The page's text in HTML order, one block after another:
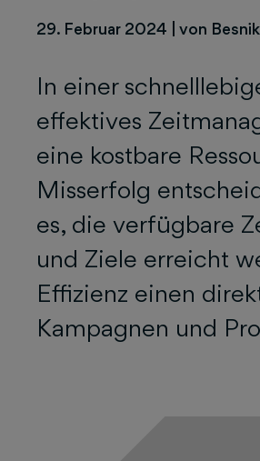
29. Februar 2024 von
In einer
effektives
eine kostbare
Misserfolg
es, die verfügbare
und Ziele erreicht
Effizienz einen
Kampagnen und